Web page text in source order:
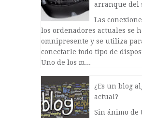
arranque del
Las
los ordenadores actuales se
omnipresente y se utiliza
conectarle todo tipo de
Uno de los m...
¿Es un blog
actual?
Sin ánimo de